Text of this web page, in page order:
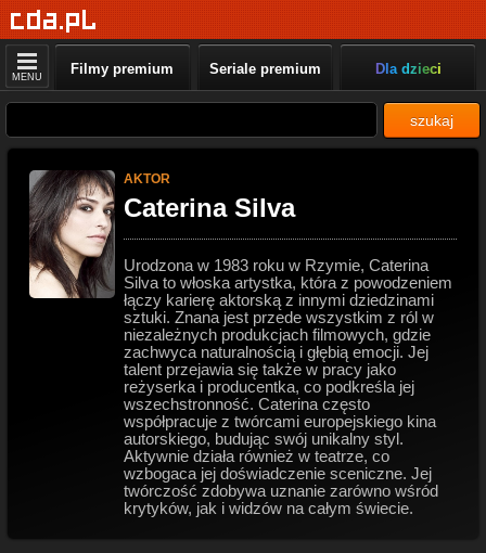
MENU Filmy premium Seriale premium Dla dzieci
szukaj
AKTOR
Caterina Silva
Urodzona w 1983 roku w Rzymie, Caterina
Silva to włoska artystka, która z powodzeniem
łączy karierę aktorską z innymi dziedzinami
sztuki. Znana jest przede wszystkim z ról w
niezależnych produkcjach filmowych, gdzie
zachwyca naturalnością i głębią emocji. Jej
talent przejawia się także w pracy jako
reżyserka i producentka, co podkreśla jej
wszechstronność. Caterina często
współpracuje z twórcami europejskiego kina
autorskiego, budując swój unikalny styl.
Aktywnie działa również w teatrze, co
wzbogaca jej doświadczenie sceniczne. Jej
twórczość zdobywa uznanie zarówno wśród
krytyków, jak i widzów na całym świecie.